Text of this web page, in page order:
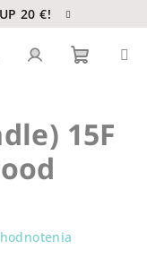
20 €!
košík
15F